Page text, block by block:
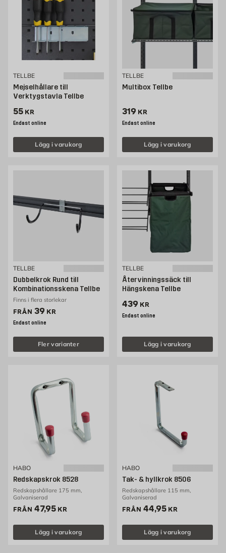
TELLBE
Mejselhållare till
Verktygstavla Tellbe
Pris 55 kr
55 KR
Endast online
Lägg i varukorg
TELLBE
Multibox Tellbe
Pris 319 kr
319 KR
Endast online
Lägg i varukorg
TELLBE
Dubbelkrok Rund till
Kombinationsskena Tellbe
Finns i flera storlekar
FRÅN Pris 39 kr
39 KR
Endast online
Fler varianter
TELLBE
Återvinningssäck till
Hängskena Tellbe
Pris 439 kr
439 KR
Endast online
Lägg i varukorg
HABO
Redskapskrok 8528
Redskapshållare 175 mm,
Galvaniserad
FRÅN Pris 47.95 kr
47,95 KR
Lägg i varukorg
HABO
Tak- & hyllkrok 8506
Redskapshållare 115 mm,
Galvaniserad
FRÅN Pris 44.95 kr
44,95 KR
Lägg i varukorg